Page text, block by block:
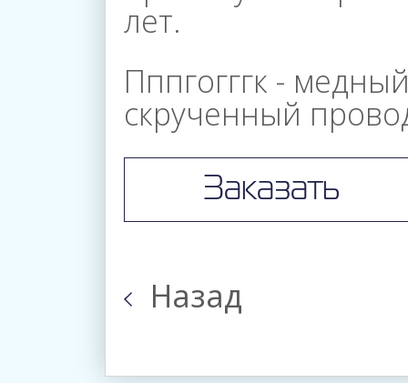
Контакты
лет.
Пппгогггк -
скрученный
Заказать
Назад